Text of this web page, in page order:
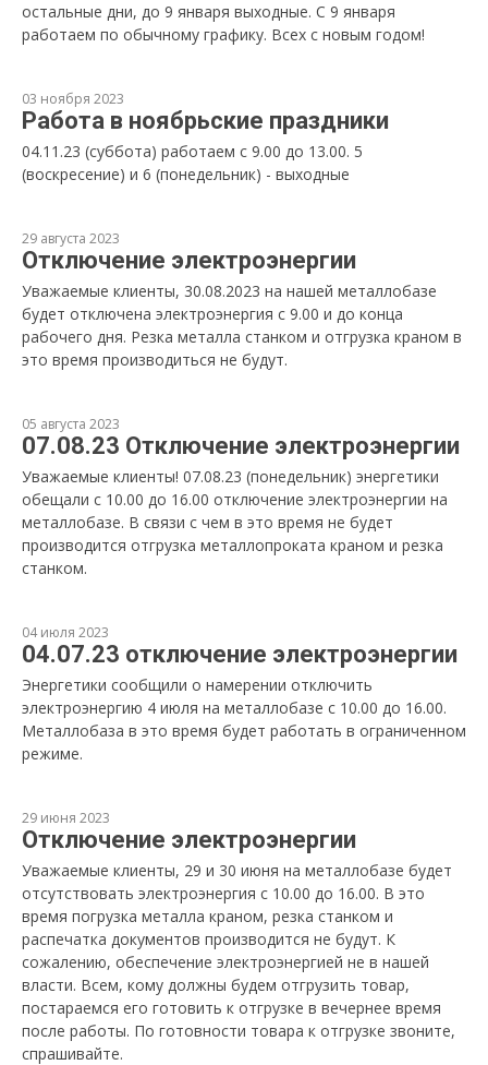
остальные дни, до 9 января выходные. С 9 января
работаем по обычному графику. Всех с новым годом!
03 ноября 2023
Работа в ноябрьские праздники
04.11.23 (суббота) работаем с 9.00 до 13.00. 5
(воскресение) и 6 (понедельник) - выходные
29 августа 2023
Отключение электроэнергии
Уважаемые клиенты, 30.08.2023 на нашей металлобазе
будет отключена электроэнергия с 9.00 и до конца
рабочего дня. Резка металла станком и отгрузка краном в
это время производиться не будут.
05 августа 2023
07.08.23 Отключение электроэнергии
Уважаемые клиенты! 07.08.23 (понедельник) энергетики
обещали с 10.00 до 16.00 отключение электроэнергии на
металлобазе. В связи с чем в это время не будет
производится отгрузка металлопроката краном и резка
станком.
04 июля 2023
04.07.23 отключение электроэнергии
Энергетики сообщили о намерении отключить
электроэнергию 4 июля на металлобазе с 10.00 до 16.00.
Металлобаза в это время будет работать в ограниченном
режиме.
29 июня 2023
Отключение электроэнергии
Уважаемые клиенты, 29 и 30 июня на металлобазе будет
отсутствовать электроэнергия с 10.00 до 16.00. В это
время погрузка металла краном, резка станком и
распечатка документов производится не будут. К
сожалению, обеспечение электроэнергией не в нашей
власти. Всем, кому должны будем отгрузить товар,
постараемся его готовить к отгрузке в вечернее время
после работы. По готовности товара к отгрузке звоните,
спрашивайте.